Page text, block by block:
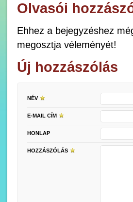
Olvasói
Ehhez a bejegyzéshez
megosztja véleményét!
Új hozzászólás
NÉV
E-MAIL CÍM
HONLAP
HOZZÁSZÓLÁS